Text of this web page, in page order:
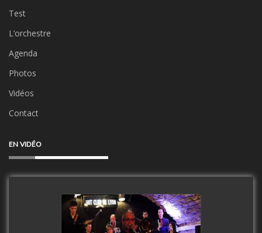
Test
L’orchestre
Agenda
Photos
Vidéos
Contact
EN VIDÉO
Clip Only Big Band 2019